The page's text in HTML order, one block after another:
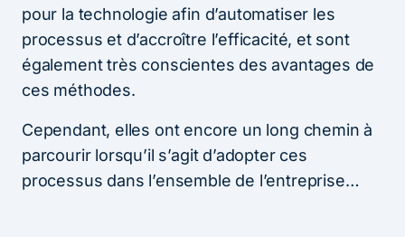
pour la technologie afin d’automatiser les
processus et d’accroître l’efficacité, et sont
également très conscientes des avantages de
ces méthodes.
Cependant, elles ont encore un long chemin à
parcourir lorsqu’il s’agit d’adopter ces
processus dans l’ensemble de l’entreprise…